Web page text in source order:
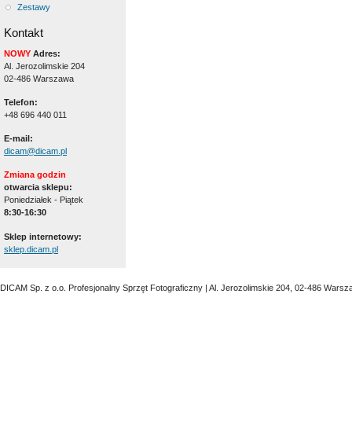
Zestawy
Kontakt
NOWY Adres:
Al. Jerozolimskie 204
02-486 Warszawa
Telefon:
+48 696 440 011
E-mail:
dicam@dicam.pl
Zmiana godzin
otwarcia sklepu:
Poniedziałek - Piątek
8:30-16:30
Sklep internetowy:
sklep.dicam.pl
DICAM Sp. z o.o. Profesjonalny Sprzęt Fotograficzny | Al. Jerozolimskie 204, 02-486